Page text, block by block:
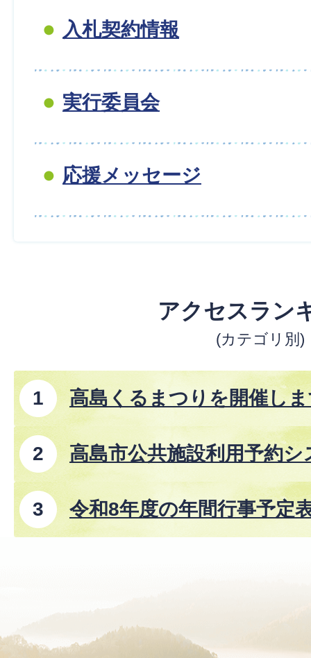
入札契約情報
実行委員会
応援メッセージ
アクセスラン
(カテゴリ別)
高島くるまつりを開催し
高島市公共施設利用予約
令和8年度の年間行事予定